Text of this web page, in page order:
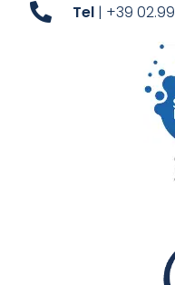
Tel | +39